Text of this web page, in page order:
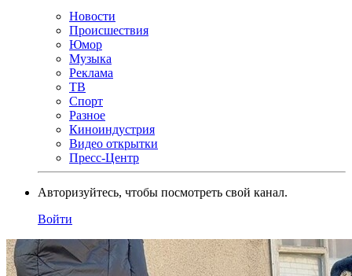
Новости
Происшествия
Юмор
Музыка
Реклама
ТВ
Спорт
Разное
Киноиндустрия
Видео открытки
Пресс-Центр
Авторизуйтесь, чтобы посмотреть свой канал.
Войти